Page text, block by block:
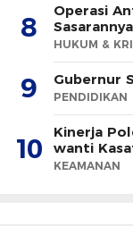
8
Operasi
Sasarannya
HUKUM &
9 Gubernur
PENDIDIKAN
10
Kinerja
wanti
KEAMANAN